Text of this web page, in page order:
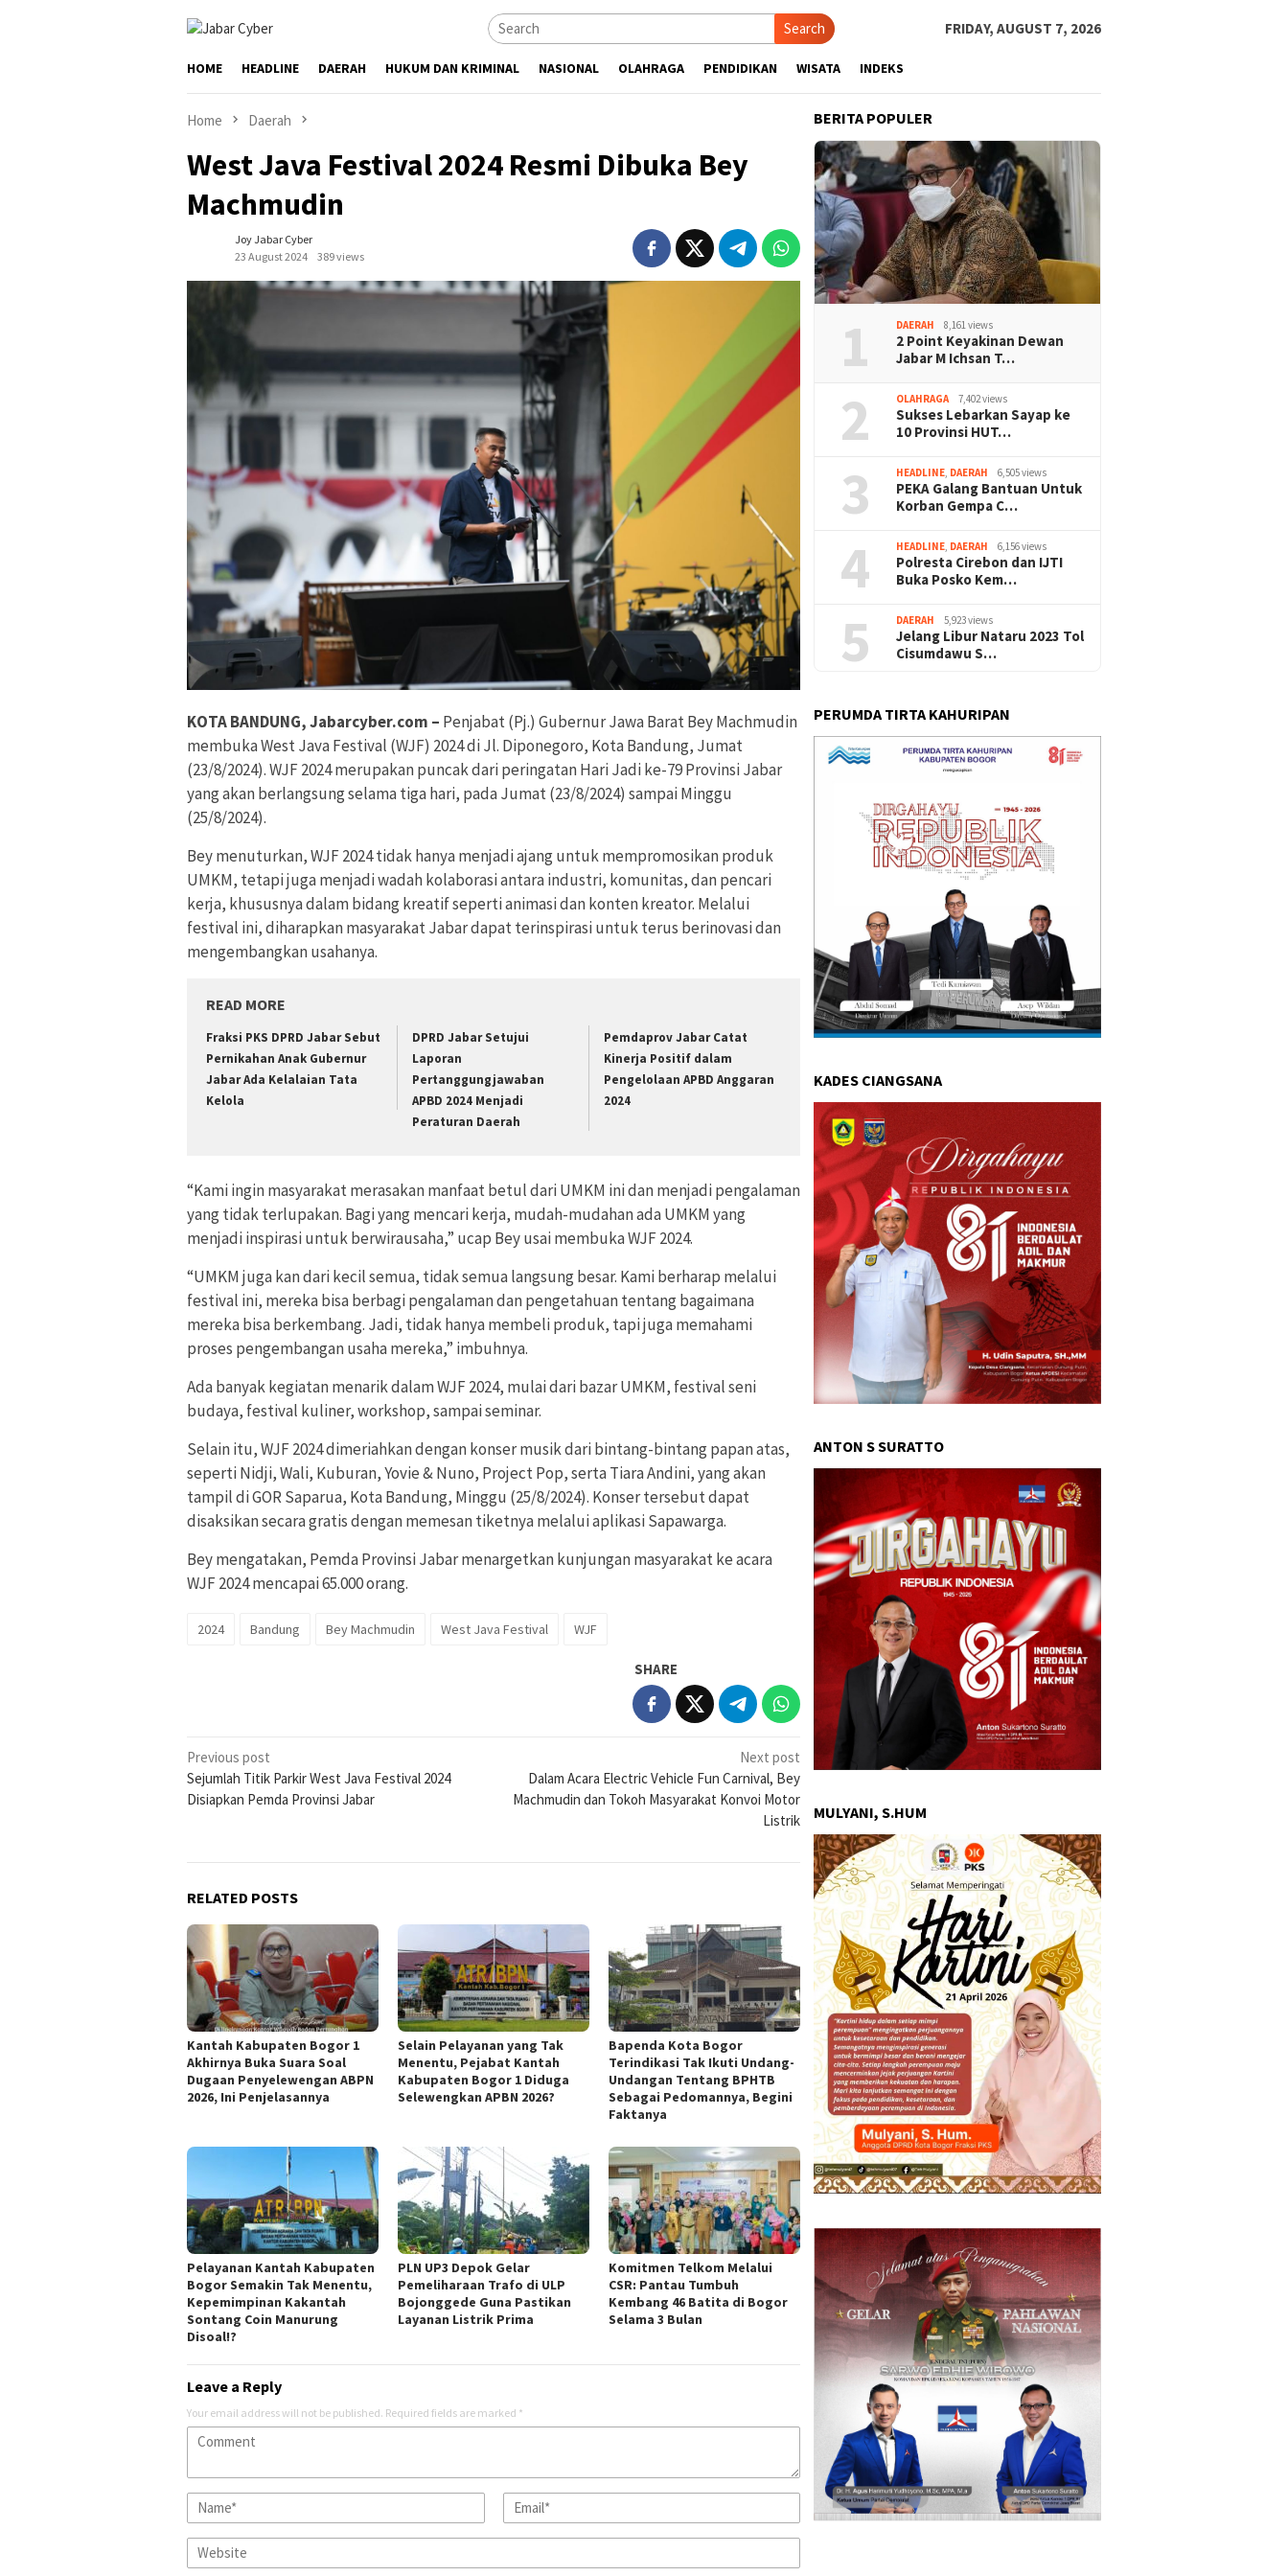
Search FRIDAY, AUGUST 7, 2026
HOME HEADLINE DAERAH HUKUM DAN KRIMINAL NASIONAL OLAHRAGA PENDIDIKAN WISATA INDEKS
Home Daerah
West Java Festival 2024 Resmi Dibuka Bey
Machmudin
Joy Jabar Cyber
23 August 2024
389 views
KOTA BANDUNG, Jabarcyber.com – Penjabat (Pj.) Gubernur Jawa Barat Bey Machmudin
membuka West Java Festival (WJF) 2024 di Jl. Diponegoro, Kota Bandung, Jumat
(23/8/2024). WJF 2024 merupakan puncak dari peringatan Hari Jadi ke-79 Provinsi Jabar
yang akan berlangsung selama tiga hari, pada Jumat (23/8/2024) sampai Minggu
(25/8/2024).
Bey menuturkan, WJF 2024 tidak hanya menjadi ajang untuk mempromosikan produk
UMKM, tetapi juga menjadi wadah kolaborasi antara industri, komunitas, dan pencari
kerja, khususnya dalam bidang kreatif seperti animasi dan konten kreator. Melalui
festival ini, diharapkan masyarakat Jabar dapat terinspirasi untuk terus berinovasi dan
mengembangkan usahanya.
READ MORE
Fraksi PKS DPRD Jabar Sebut
Pernikahan Anak Gubernur
Jabar Ada Kelalaian Tata
Kelola
DPRD Jabar Setujui
Laporan
Pertanggungjawaban
APBD 2024 Menjadi
Peraturan Daerah
Pemdaprov Jabar Catat
Kinerja Positif dalam
Pengelolaan APBD Anggaran
2024
“Kami ingin masyarakat merasakan manfaat betul dari UMKM ini dan menjadi pengalaman
yang tidak terlupakan. Bagi yang mencari kerja, mudah-mudahan ada UMKM yang
menjadi inspirasi untuk berwirausaha,” ucap Bey usai membuka WJF 2024.
“UMKM juga kan dari kecil semua, tidak semua langsung besar. Kami berharap melalui
festival ini, mereka bisa berbagi pengalaman dan pengetahuan tentang bagaimana
mereka bisa berkembang. Jadi, tidak hanya membeli produk, tapi juga memahami
proses pengembangan usaha mereka,” imbuhnya.
Ada banyak kegiatan menarik dalam WJF 2024, mulai dari bazar UMKM, festival seni
budaya, festival kuliner, workshop, sampai seminar.
Selain itu, WJF 2024 dimeriahkan dengan konser musik dari bintang-bintang papan atas,
seperti Nidji, Wali, Kuburan, Yovie & Nuno, Project Pop, serta Tiara Andini, yang akan
tampil di GOR Saparua, Kota Bandung, Minggu (25/8/2024). Konser tersebut dapat
disaksikan secara gratis dengan memesan tiketnya melalui aplikasi Sapawarga.
Bey mengatakan, Pemda Provinsi Jabar menargetkan kunjungan masyarakat ke acara
WJF 2024 mencapai 65.000 orang.
2024 Bandung Bey Machmudin West Java Festival WJF
SHARE
Post
navigation
Previous post
Sejumlah Titik Parkir West Java Festival 2024
Disiapkan Pemda Provinsi Jabar
Next post
Dalam Acara Electric Vehicle Fun Carnival, Bey
Machmudin dan Tokoh Masyarakat Konvoi Motor
Listrik
RELATED POSTS
Kantah Kabupaten Bogor 1
Akhirnya Buka Suara Soal
Dugaan Penyelewengan ABPN
2026, Ini Penjelasannya
Selain Pelayanan yang Tak
Menentu, Pejabat Kantah
Kabupaten Bogor 1 Diduga
Selewengkan APBN 2026?
Bapenda Kota Bogor
Terindikasi Tak Ikuti Undang-
Undangan Tentang BPHTB
Sebagai Pedomannya, Begini
Faktanya
Pelayanan Kantah Kabupaten
Bogor Semakin Tak Menentu,
Kepemimpinan Kakantah
Sontang Coin Manurung
Disoal!?
PLN UP3 Depok Gelar
Pemeliharaan Trafo di ULP
Bojonggede Guna Pastikan
Layanan Listrik Prima
Komitmen Telkom Melalui
CSR: Pantau Tumbuh
Kembang 46 Batita di Bogor
Selama 3 Bulan
Leave a Reply
Your email address will not be published. Required fields are marked *
BERITA POPULER
1 DAERAH 8,161 views
2 Point Keyakinan Dewan
Jabar M Ichsan T…
2 OLAHRAGA 7,402 views
Sukses Lebarkan Sayap ke
10 Provinsi HUT…
3 HEADLINE DAERAH 6,505 views
PEKA Galang Bantuan Untuk
Korban Gempa C…
4 HEADLINE DAERAH 6,156 views
Polresta Cirebon dan IJTI
Buka Posko Kem…
5 DAERAH 5,923 views
Jelang Libur Nataru 2023 Tol
Cisumdawu S…
PERUMDA TIRTA KAHURIPAN
KADES CIANGSANA
ANTON S SURATTO
MULYANI, S.HUM